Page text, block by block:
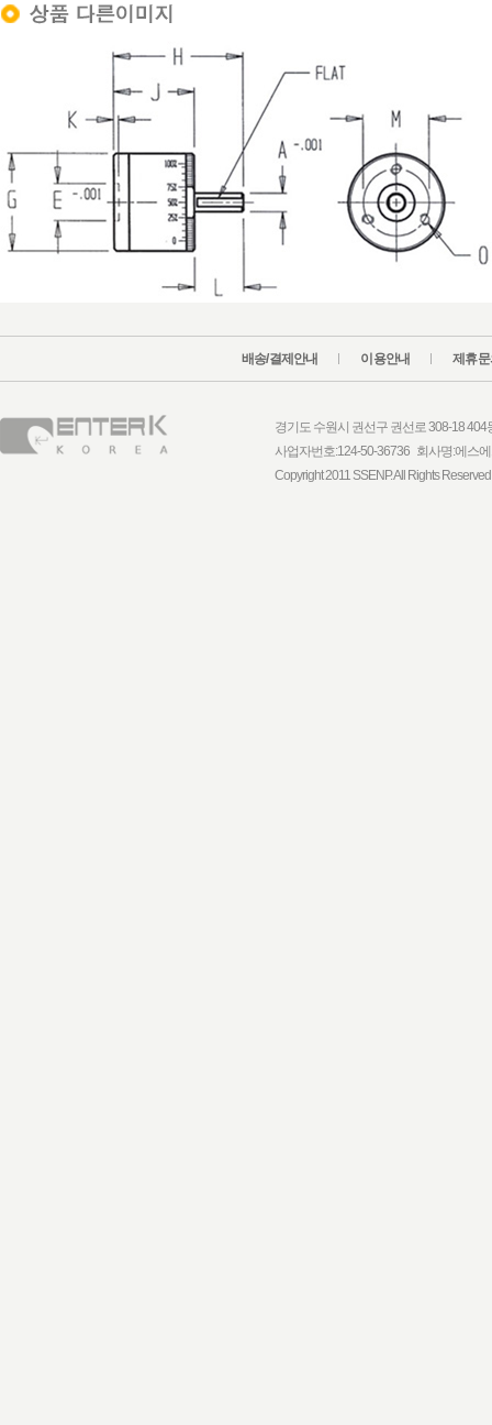
배송/결제안내 이용안내 제휴문
경기도 수원시 권선구 권선로 308-18
사업자번호:124-50-36736 회사명:에스
Copyright 2011 SSENP. All Rights Reserved